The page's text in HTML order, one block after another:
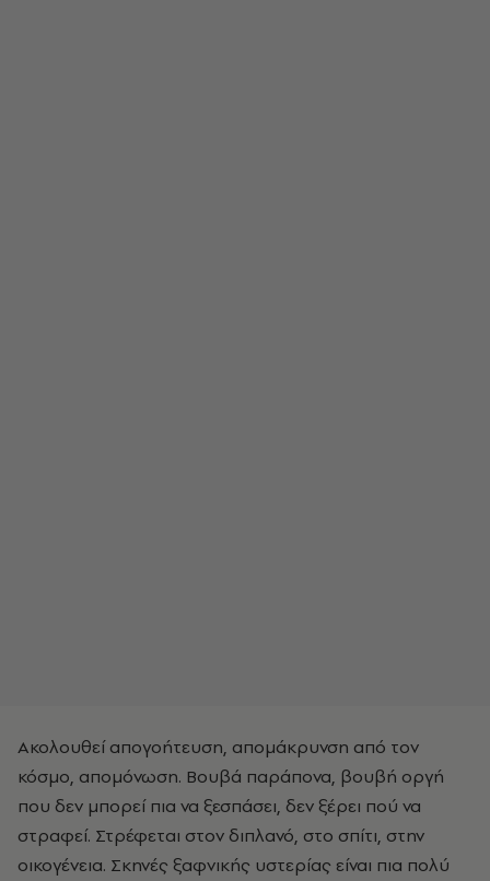
Ακολουθεί απογοήτευση, απομάκρυνση από τον
κόσμο, απομόνωση. Βουβά παράπονα, βουβή οργή
που δεν μπορεί πια να ξεσπάσει, δεν ξέρει πού να
στραφεί. Στρέφεται στον διπλανό, στο σπίτι, στην
οικογένεια. Σκηνές ξαφνικής υστερίας είναι πια πολύ